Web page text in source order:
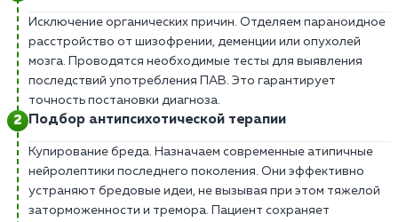
Исключение органических причин. Отделяем параноидное
расстройство от шизофрении, деменции или опухолей
мозга. Проводятся необходимые тесты для выявления
последствий употребления ПАВ. Это гарантирует
точность постановки диагноза.
Подбор антипсихотической терапии
Купирование бреда. Назначаем современные атипичные
нейролептики последнего поколения. Они эффективно
устраняют бредовые идеи, не вызывая при этом тяжелой
заторможенности и тремора. Пациент сохраняет